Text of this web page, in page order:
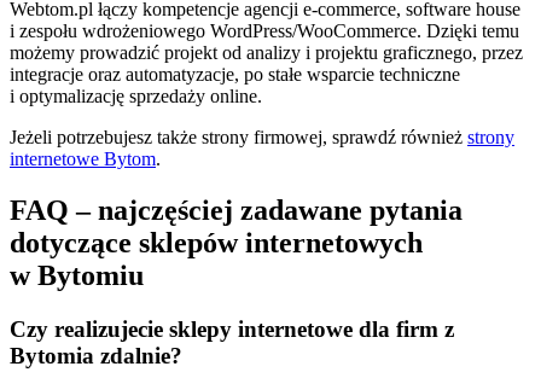
Webtom.pl łączy kompetencje agencji e-commerce, software house
i zespołu wdrożeniowego WordPress/WooCommerce. Dzięki temu
możemy prowadzić projekt od analizy i projektu graficznego, przez
integracje oraz automatyzacje, po stałe wsparcie techniczne
i optymalizację sprzedaży online.
Jeżeli potrzebujesz także strony firmowej, sprawdź również strony
internetowe Bytom.
FAQ – najczęściej zadawane pytania
dotyczące sklepów internetowych
w Bytomiu
Czy realizujecie sklepy internetowe dla firm z
Bytomia zdalnie?